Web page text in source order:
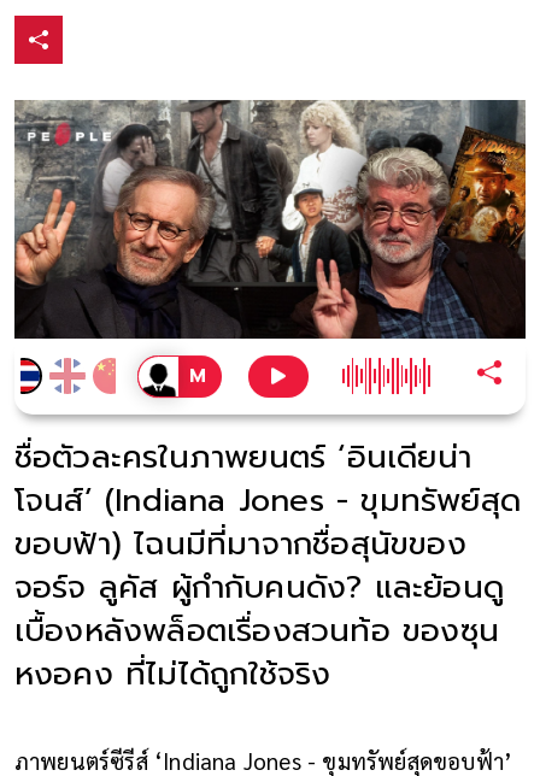
ชื่อตัวละครในภาพยนตร์ ‘อินเดียน่า
โจนส์’ (Indiana Jones - ขุมทรัพย์สุด
ขอบฟ้า) ไฉนมีที่มาจากชื่อสุนัขของ
จอร์จ ลูคัส ผู้กำกับคนดัง? และย้อนดู
เบื้องหลังพล็อตเรื่องสวนท้อ ของซุน
หงอคง ที่ไม่ได้ถูกใช้จริง
ภาพยนตร์ซีรีส์ ‘Indiana Jones - ขุมทรัพย์สุดขอบฟ้า’